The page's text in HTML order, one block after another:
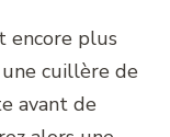
encore plus
une cuillère de
avant de